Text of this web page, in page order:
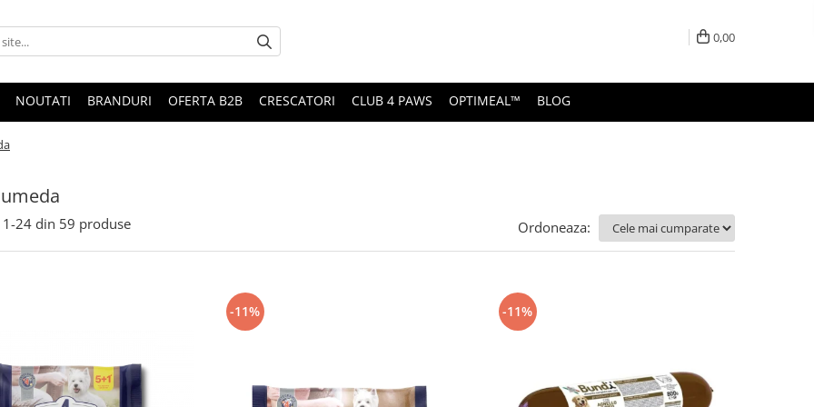
0,00
NOUTATI BRANDURI OFERTA B2B CRESCATORI CLUB 4 PAWS OPTIMEAL™ BLOG
1-24 din 59 produse Ordoneaza:
-11% -11%